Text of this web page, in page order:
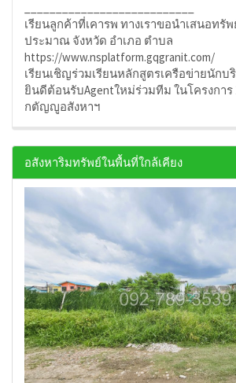
เรียนลูกค้าที่เคารพ ทางเราขอนำเสนอทรั
ประมาณ จังหวัด อำเภอ ตำบล
https://www.nsplatform.gqgranit.com/
เรียนเชิญร่วมเรียนหลักสูตรเครือข่ายนักบ
ยินดีต้อนรับAgentใหม่ร่วมทีม ในโครงการ
กตัญญูอสังหาฯ
อสังหาริมทรัพย์ในพื้นที่ใกล้เคียง